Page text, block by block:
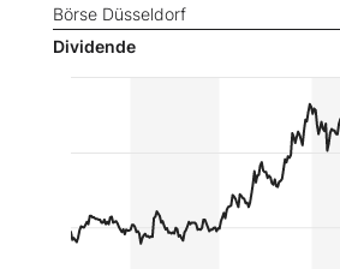
Börse Düsseldorf
Dividende